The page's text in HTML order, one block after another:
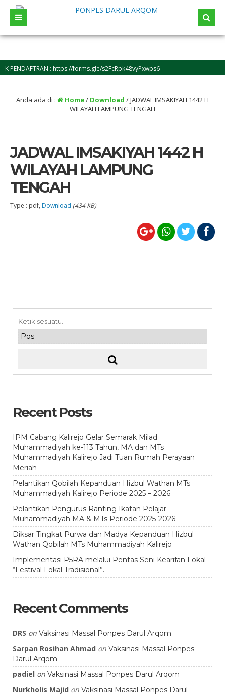
: https://forms.gle/s2FcRpk48vyPxwps6
Anda ada di : Home/ Download /JADWAL IMSAKIYAH 1442 H
WILAYAH LAMPUNG TENGAH
JADWAL IMSAKIYAH 1442 H
WILAYAH LAMPUNG
TENGAH
Type : pdf, Download (434 KB)
Recent Posts
IPM Cabang Kalirejo Gelar Semarak Milad
Muhammadiyah ke-113 Tahun, MA dan MTs
Muhammadiyah Kalirejo Jadi Tuan Rumah Perayaan
Meriah
Pelantikan Qobilah Kepanduan Hizbul Wathan MTs
Muhammadiyah Kalirejo Periode 2025 – 2026
Pelantikan Pengurus Ranting Ikatan Pelajar
Muhammadiyah MA & MTs Periode 2025-2026
Diksar Tingkat Purwa dan Madya Kepanduan Hizbul
Wathan Qobilah MTs Muhammadiyah Kalirejo
Implementasi P5RA melalui Pentas Seni Kearifan Lokal
“Festival Lokal Tradisional”.
Recent Comments
DRS on Vaksinasi Massal Ponpes Darul Arqom
Sarpan Rosihan Ahmad on Vaksinasi Massal Ponpes
Darul Arqom
padiel on Vaksinasi Massal Ponpes Darul Arqom
Nurkholis Majid on Vaksinasi Massal Ponpes Darul